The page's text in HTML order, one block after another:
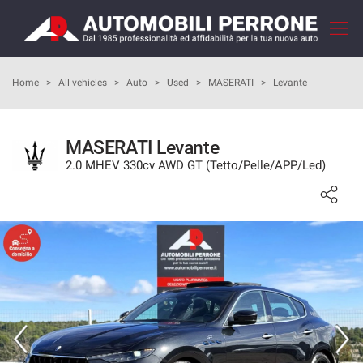
HOME
HOW TO BUY
FEEDBACKS
VEHICLES LIST
SELL YOUR CAR
Home > All vehicles > Auto > Used > MASERATI > Levante
MASERATI Levante
2.0 MHEV 330cv AWD GT (Tetto/Pelle/APP/Led)
Your
consent
preferences
following
allows
you
consent
preferences
to
tracking
technologies
we
adopt
to